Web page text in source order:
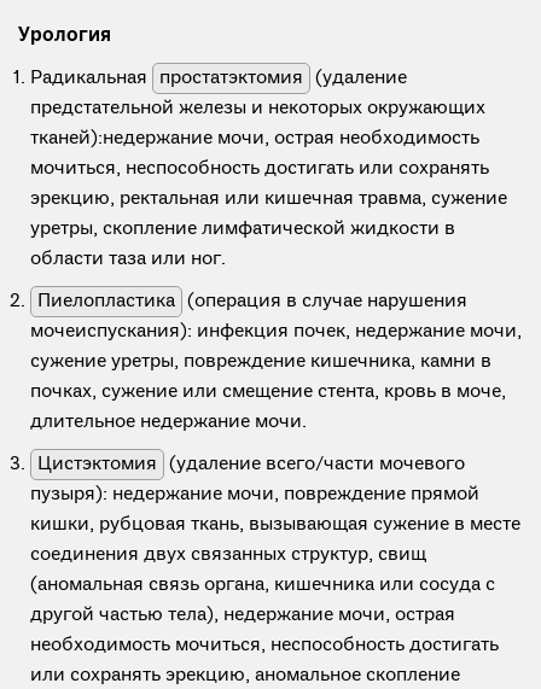
Урология
Радикальная простатэктомия (удаление
предстательной железы и некоторых окружающих
тканей):недержание мочи, острая необходимость
мочиться, неспособность достигать или сохранять
эрекцию, ректальная или кишечная травма, сужение
уретры, скопление лимфатической жидкости в
области таза или ног.
Пиелопластика (операция в случае нарушения
мочеиспускания): инфекция почек, недержание мочи,
сужение уретры, повреждение кишечника, камни в
почках, сужение или смещение стента, кровь в моче,
длительное недержание мочи.
Цистэктомия (удаление всего/части мочевого
пузыря): недержание мочи, повреждение прямой
кишки, рубцовая ткань, вызывающая сужение в месте
соединения двух связанных структур, свищ
(аномальная связь органа, кишечника или сосуда с
другой частью тела), недержание мочи, острая
необходимость мочиться, неспособность достигать
или сохранять эрекцию, аномальное скопление